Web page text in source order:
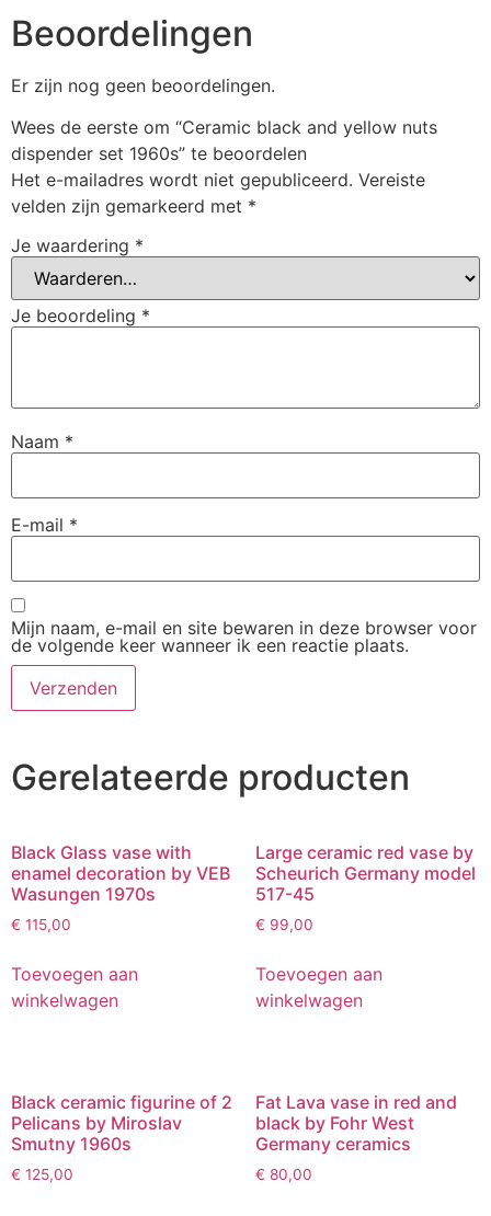
Beoordelingen
Er zijn nog geen beoordelingen.
Wees de eerste om “Ceramic black and yellow nuts
dispender set 1960s” te beoordelen
Het e-mailadres wordt niet gepubliceerd. Vereiste
velden zijn gemarkeerd met *
Je waardering *
Je beoordeling *
Naam *
E-mail *
Mijn naam, e-mail en site bewaren in deze browser voor
de volgende keer wanneer ik een reactie plaats.
Gerelateerde producten
Black Glass vase with
enamel decoration by VEB
Wasungen 1970s
€ 115,00
Toevoegen aan
winkelwagen
Large ceramic red vase by
Scheurich Germany model
517-45
€ 99,00
Toevoegen aan
winkelwagen
Black ceramic figurine of 2
Pelicans by Miroslav
Smutny 1960s
€ 125,00
Fat Lava vase in red and
black by Fohr West
Germany ceramics
€ 80,00